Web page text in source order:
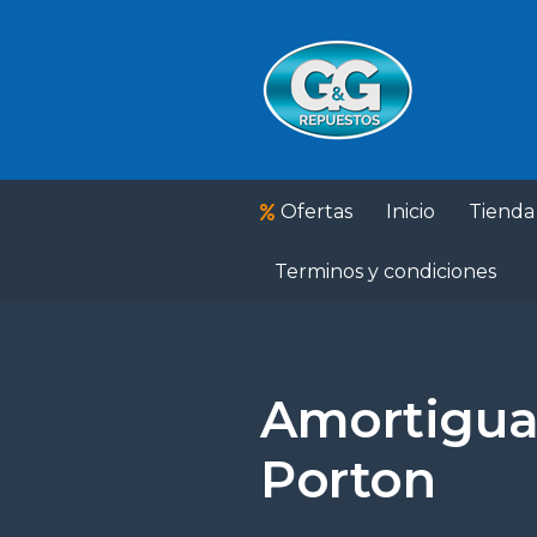
Ofertas Inicio Tienda
Terminos y condiciones
Porton